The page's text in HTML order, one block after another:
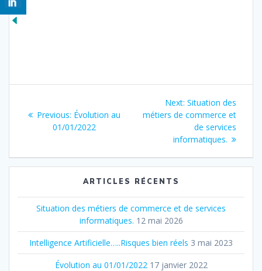
de
Previous: Previous
post:
Évolution au
01/01/2022
Next: Next
post:
Situation des
métiers de commerce et
de services
informatiques.
ARTICLES RÉCENTS
Situation des métiers de commerce et de services
informatiques. 12 mai 2026
Intelligence Artificielle…..Risques bien réels 3 mai 2023
Évolution au 01/01/2022 17 janvier 2022